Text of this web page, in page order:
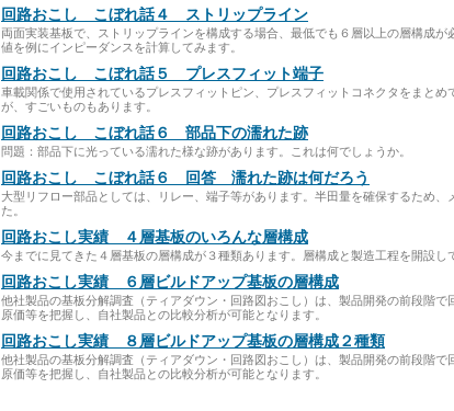
回路おこし こぼれ話４ ストリップライン
両面実装基板で、ストリップラインを構成する場合、最低でも６層以上の層構成
値を例にインピーダンスを計算してみます。
回路おこし こぼれ話５ プレスフィット端子
車載関係で使用されているプレスフィットピン、プレスフィットコネクタをまと
が、すごいものもあります。
回路おこし こぼれ話６ 部品下の濡れた跡
問題：部品下に光っている濡れた様な跡があります。これは何でしょうか。
回路おこし こぼれ話６ 回答 濡れた跡は何だろう
大型リフロー部品としては、リレー、端子等があります。半田量を確保するため、
た。
回路おこし実績 ４層基板のいろんな層構成
今までに見てきた４層基板の層構成が３種類あります。層構成と製造工程を開設し
回路おこし実績 ６層ビルドアップ基板の層構成
他社製品の基板分解調査（ティアダウン・回路図おこし）は、製品開発の前段階で
原価等を把握し、自社製品との比較分析が可能となります。
回路おこし実績 ８層ビルドアップ基板の層構成２種類
他社製品の基板分解調査（ティアダウン・回路図おこし）は、製品開発の前段階で
原価等を把握し、自社製品との比較分析が可能となります。